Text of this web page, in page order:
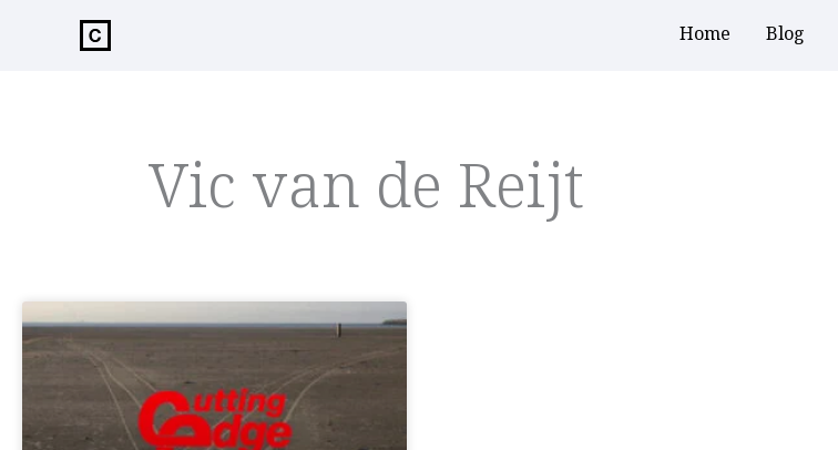
Home Blog
Vic van de Reijt